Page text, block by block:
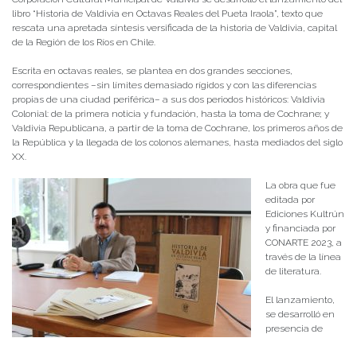
libro “Historia de Valdivia en Octavas Reales del Pueta Iraola”, texto que
rescata una apretada síntesis versificada de la historia de Valdivia, capital
de la Región de los Ríos en Chile.
Escrita en octavas reales, se plantea en dos grandes secciones,
correspondientes –sin límites demasiado rígidos y con las diferencias
propias de una ciudad periférica– a sus dos periodos históricos: Valdivia
Colonial: de la primera noticia y fundación, hasta la toma de Cochrane; y
Valdivia Republicana, a partir de la toma de Cochrane, los primeros años de
la República y la llegada de los colonos alemanes, hasta mediados del siglo
XX.
La obra que fue
editada por
Ediciones Kultrún
y financiada por
CONARTE 2023, a
través de la línea
de literatura.
El lanzamiento,
se desarrolló en
presencia de